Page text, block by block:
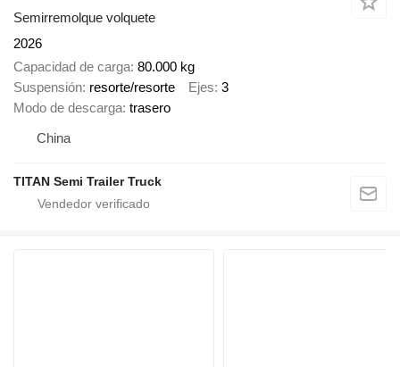
Semirremolque volquete
2026
Capacidad de carga 80.000 kg
Suspensión resorte/resorte Ejes 3
Modo de descarga trasero
China
TITAN Semi Trailer Truck